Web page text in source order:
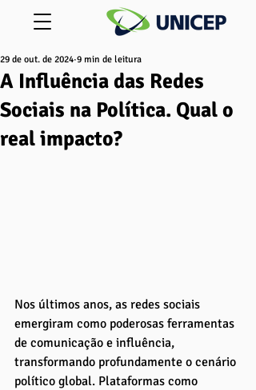
A Influência das Redes
Sociais na Política. Qual o
real impacto?
29 de out. de 2024 9 min de leitura
Nos últimos anos, as redes sociais
emergiram como poderosas ferramentas
de comunicação e influência,
transformando profundamente o cenário
político global. Plataformas como